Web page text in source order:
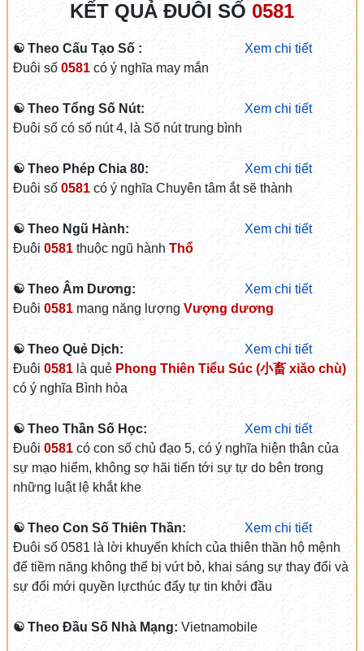
KẾT QUẢ ĐUÔI SỐ 0581
☯ Theo Cấu Tạo Số :
Xem chi tiết
Đuôi số 0581có ý nghĩa may mắn
☯ Theo Tổng Số Nút:
Xem chi tiết
Đuôi số có số nút 4, là Số nút trung bình
☯ Theo Phép Chia 80:
Xem chi tiết
Đuôi số 0581có ý nghĩa Chuyên tâm ắt sẽ thành
☯ Theo Ngũ Hành:
Xem chi tiết
Đuôi 0581thuộc ngũ hành Thổ
☯ Theo Âm Dương:
Xem chi tiết
Đuôi 0581mang năng lượng Vượng dương
☯ Theo Quẻ Dịch:
Xem chi tiết
Đuôi 0581là quẻ Phong Thiên Tiểu Súc (小畜 xiǎo chù)
có ý nghĩa Bình hòa
☯ Theo Thần Số Học:
Xem chi tiết
Đuôi 0581có con số chủ đạo 5, có ý nghĩa hiện thân của
sự mạo hiểm, không sợ hãi tiến tới sự tự do bên trong
những luật lệ khắt khe
☯ Theo Con Số Thiên Thần:
Xem chi tiết
Đuôi số 0581 là lời khuyến khích của thiên thần hộ mệnh
để tiềm năng không thể bị vứt bỏ, khai sáng sự thay đổi và
sự đổi mới quyền lựcthúc đẩy tự tin khởi đầu
☯ Theo Đầu Số Nhà Mạng: Vietnamobile